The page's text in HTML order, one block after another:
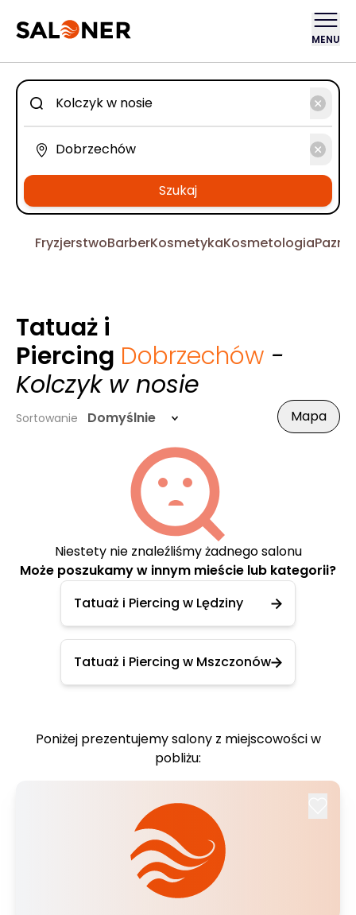
MENU
Szukaj
FryzjerstwoBarberKosmetykaKosmetologia
Tatuaż i
Piercing Dobrzechów -
Kolczyk w nosie
Sortowanie Domyślnie Mapa
Niestety nie znaleźliśmy żadnego salonu
Może poszukamy w innym mieście lub kategorii?
Tatuaż i Piercing w Lędziny
Tatuaż i Piercing w Mszczonów
Poniżej prezentujemy salony z miejscowości w
pobliżu: